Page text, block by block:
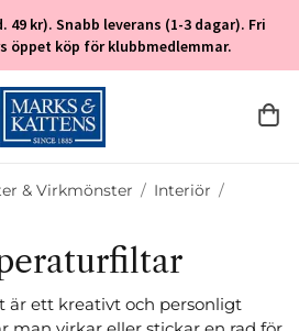
49 kr). Snabb leverans (1-3 dagar). Fri
öppet köp för klubbmedlemmar.
& Virkmönster / Interiör /
är ett kreativt och personligt